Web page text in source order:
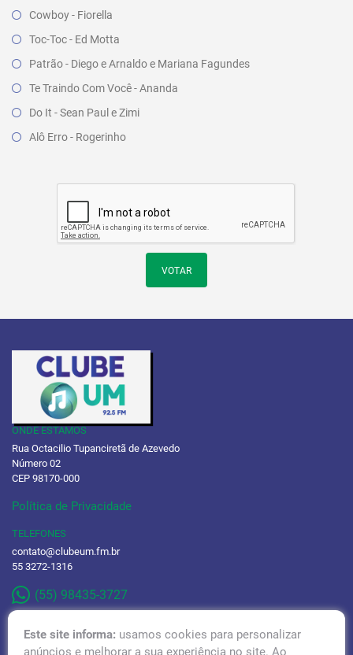
Cowboy - Fiorella
Toc-Toc - Ed Motta
Patrão - Diego e Arnaldo e Mariana Fagundes
Te Traindo Com Você - Ananda
Do It - Sean Paul e Zimi
Alô Erro - Rogerinho
VOTAR
ONDE ESTAMOS
Rua Octacilio Tupanciretã de Azevedo
Número 02
CEP 98170-000
Política de Privacidade
TELEFONES
contato@clubeum.fm.br
55 3272-1316
(55) 98435-3727
Este site informa: usamos cookies para personalizar
anúncios e melhorar a sua experiência no site. Ao